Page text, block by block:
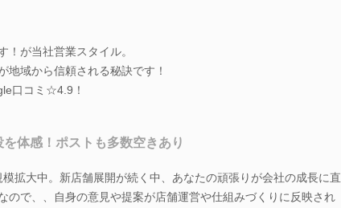
！が当社営業スタイル。
地域から信頼される秘訣です！
口コミ☆4.9！
体感！ポストも多数空きあり
拡大中。新店舗展開が続く中、あなたの頑張りが会社の成長に直
ので、、自身の意見や提案が店舗運営や仕組みづくりに反映され